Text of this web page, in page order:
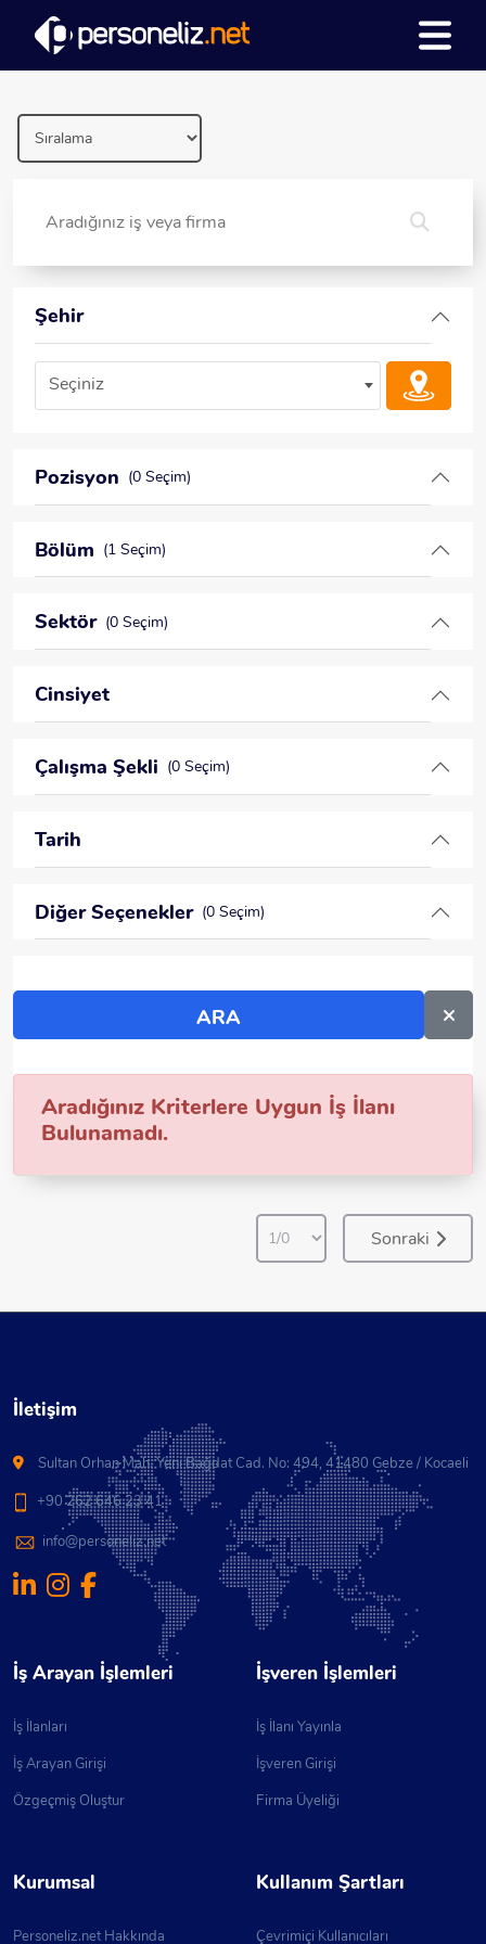
Şehir
Seçiniz
Pozisyon (0 Seçim)
Bölüm (1 Seçim)
Sektör (0 Seçim)
Cinsiyet
Çalışma Şekli (0 Seçim)
Tarih
Diğer Seçenekler (0 Seçim)
Aradığınız Kriterlere Uygun İş İlanı
Bulunamadı.
Sonraki
İletişim
Sultan Orhan Mah. Yeni Bağdat Cad. No: 494, 41480 Gebze / Kocaeli
+90 262 646 23 41
info@personeliz.net
İş Arayan İşlemleri
İş İlanları
İş Arayan Girişi
Özgeçmiş Oluştur
İşveren İşlemleri
İş İlanı Yayınla
İşveren Girişi
Firma Üyeliği
Kurumsal
Personeliz.net Hakkında
Kullanım Şartları
Çevrimiçi Kullanıcıları